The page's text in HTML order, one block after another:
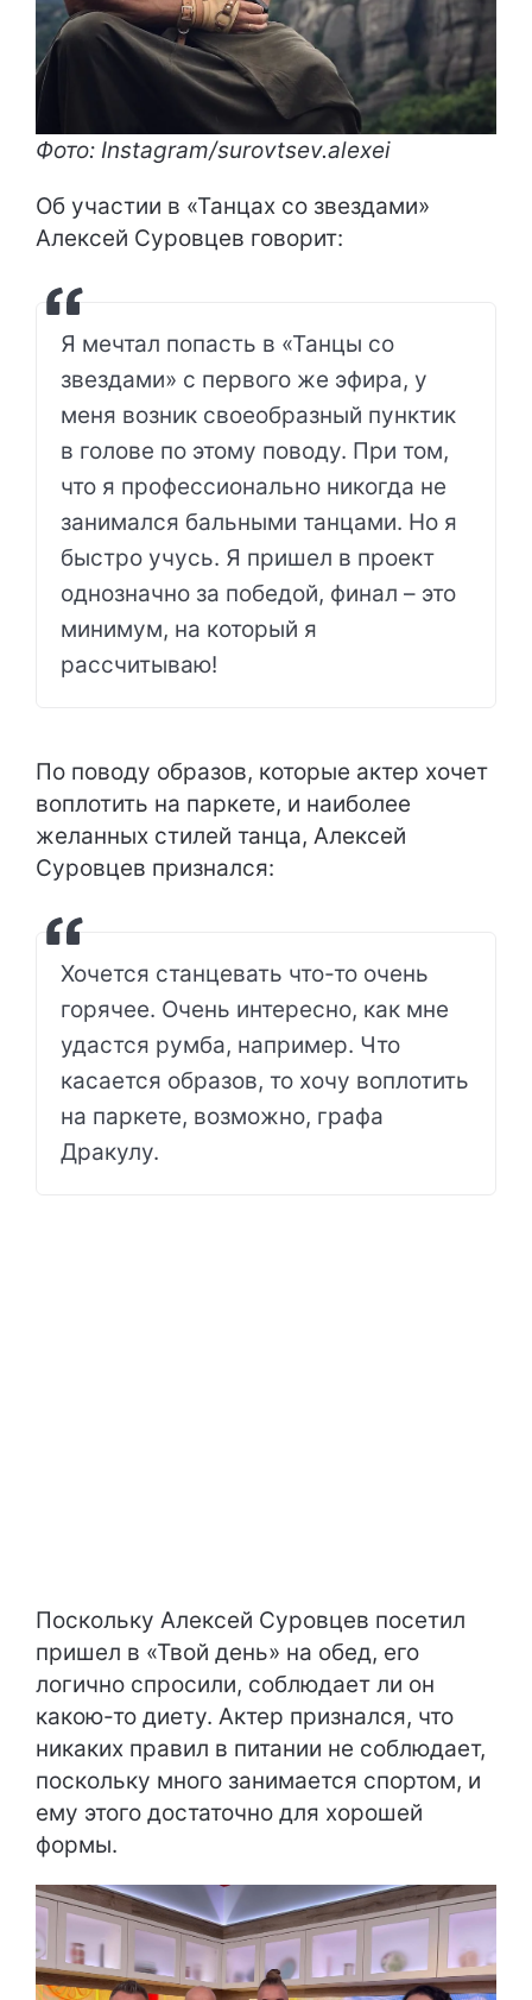
Фото: Instagram/surovtsev.alexei
Об участии в «Танцах со звездами»
Алексей Суровцев говорит:
Я мечтал попасть в «Танцы со
звездами» с первого же эфира, у
меня возник своеобразный пунктик
в голове по этому поводу. При том,
что я профессионально никогда не
занимался бальными танцами. Но я
быстро учусь. Я пришел в проект
однозначно за победой, финал – это
минимум, на который я
рассчитываю!
По поводу образов, которые актер хочет
воплотить на паркете, и наиболее
желанных стилей танца, Алексей
Суровцев признался:
Хочется станцевать что-то очень
горячее. Очень интересно, как мне
удастся румба, например. Что
касается образов, то хочу воплотить
на паркете, возможно, графа
Дракулу.
Поскольку Алексей Суровцев посетил
пришел в «Твой день» на обед, его
логично спросили, соблюдает ли он
какою-то диету. Актер признался, что
никаких правил в питании не соблюдает,
поскольку много занимается спортом, и
ему этого достаточно для хорошей
формы.